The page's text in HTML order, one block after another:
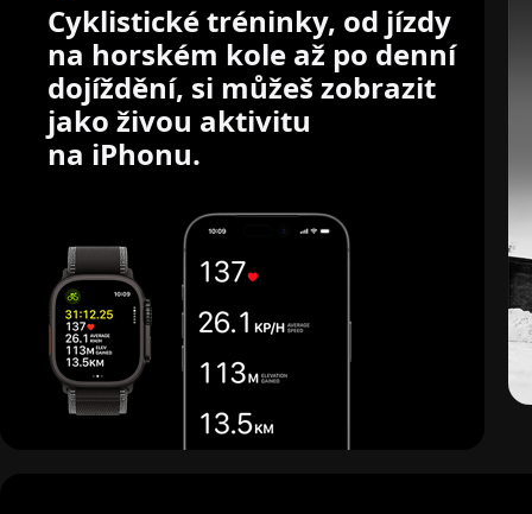
Cyklistické tréninky, od jízdy
na horském kole až po denní
dojíždění, si můžeš zobrazit
jako živou aktivitu
na iPhonu.